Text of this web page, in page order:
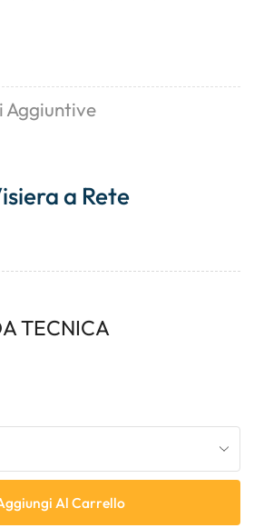
Aggiuntive
a Rete
TECNICA
Al Carrello